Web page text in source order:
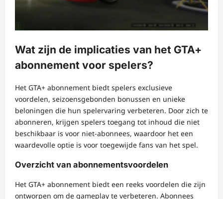
Wat zijn de implicaties van het GTA+
abonnement voor spelers?
Het GTA+ abonnement biedt spelers exclusieve
voordelen, seizoensgebonden bonussen en unieke
beloningen die hun spelervaring verbeteren. Door zich te
abonneren, krijgen spelers toegang tot inhoud die niet
beschikbaar is voor niet-abonnees, waardoor het een
waardevolle optie is voor toegewijde fans van het spel.
Overzicht van abonnementsvoordelen
Het GTA+ abonnement biedt een reeks voordelen die zijn
ontworpen om de gameplay te verbeteren. Abonnees